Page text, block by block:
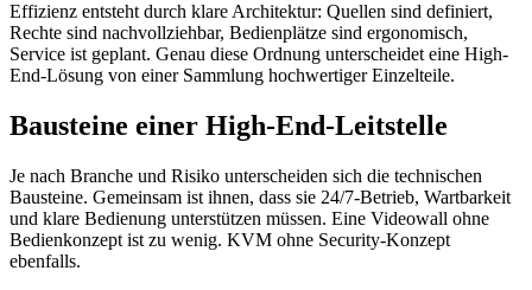
Effizienz entsteht durch klare Architektur: Quellen sind definiert,
Rechte sind nachvollziehbar, Bedienplätze sind ergonomisch,
Service ist geplant. Genau diese Ordnung unterscheidet eine High-
End-Lösung von einer Sammlung hochwertiger Einzelteile.
Bausteine einer High-End-Leitstelle
Je nach Branche und Risiko unterscheiden sich die technischen
Bausteine. Gemeinsam ist ihnen, dass sie 24/7-Betrieb, Wartbarkeit
und klare Bedienung unterstützen müssen. Eine Videowall ohne
Bedienkonzept ist zu wenig. KVM ohne Security-Konzept
ebenfalls.